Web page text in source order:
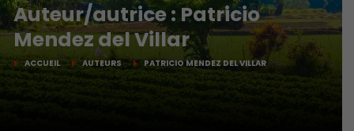
Auteur/autrice : Patricio
Mendez del Villar
ACCUEIL AUTEURS PATRICIO MENDEZ DEL VILLAR